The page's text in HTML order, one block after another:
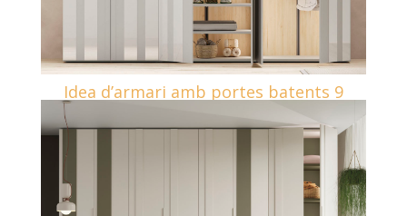
Idea d’armari amb portes batents 9